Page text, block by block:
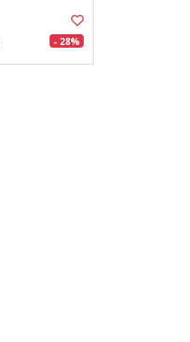
- 28%